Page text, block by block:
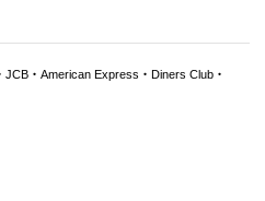
・American Express・Diners Club・